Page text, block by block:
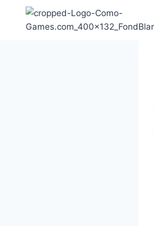
contenu